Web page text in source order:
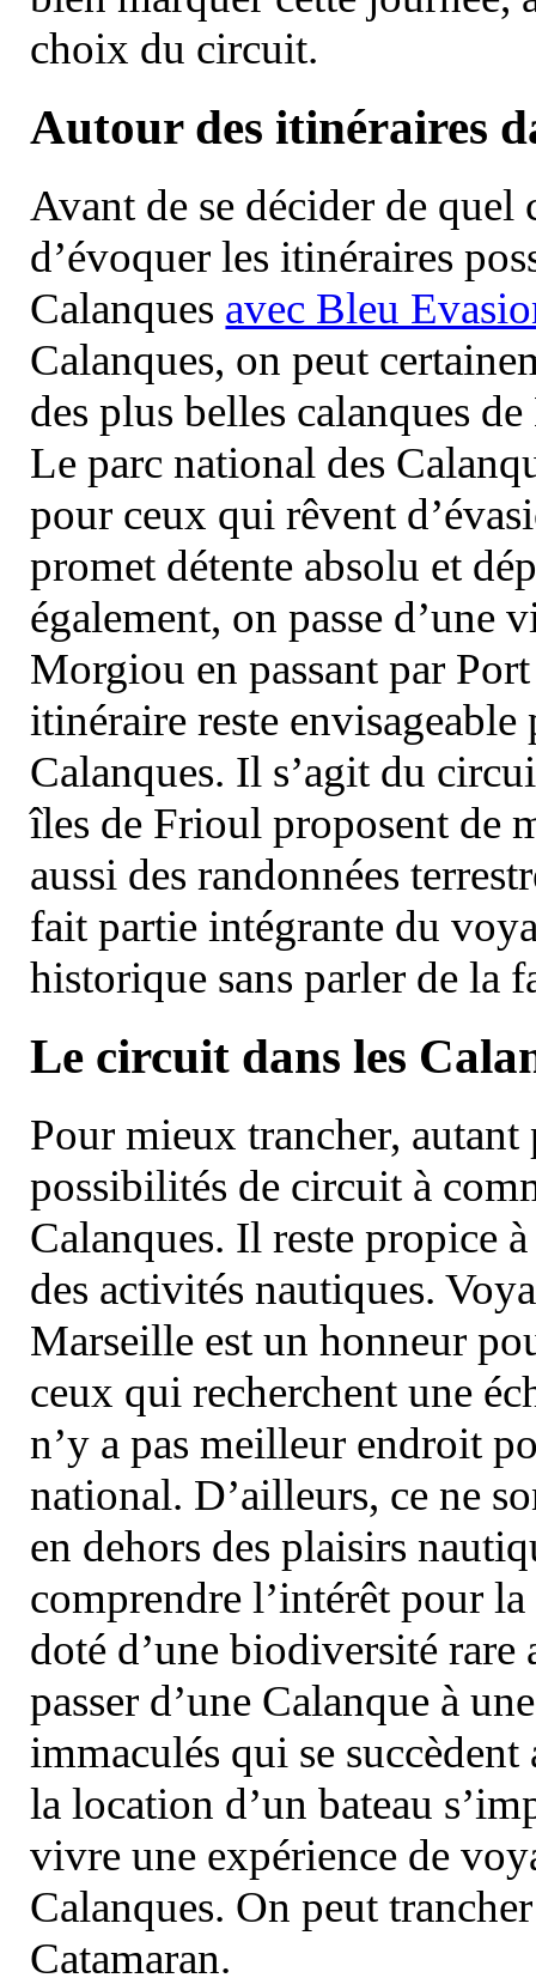
choix du circuit.
Autour des itinéraires
Avant de se décider de
d’évoquer les itinéraires
Calanques avec Bleu
Calanques, on peut
des plus belles calanques
Le parc national des
pour ceux qui rêvent
promet détente absolu et
également, on passe d’une
Morgiou en passant par
itinéraire reste
Calanques. Il s’agit du
îles de Frioul proposent de
aussi des randonnées
fait partie intégrante du
historique sans parler de la
Le circuit dans les
Pour mieux trancher, autant
possibilités de circuit à
Calanques. Il reste propice
des activités nautiques.
Marseille est un honneur
ceux qui recherchent une
n’y a pas meilleur endroit
national. D’ailleurs, ce ne
en dehors des plaisirs
comprendre l’intérêt pour
doté d’une biodiversité
passer d’une Calanque à
immaculés qui se
la location d’un bateau
vivre une expérience de
Calanques. On peut
Catamaran.